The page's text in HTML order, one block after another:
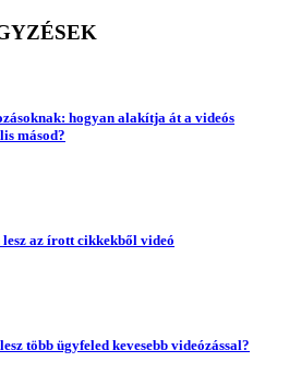
hogyan alakítja át a videós
másod?
az írott cikkekből videó
több ügyfeled kevesebb videózással?